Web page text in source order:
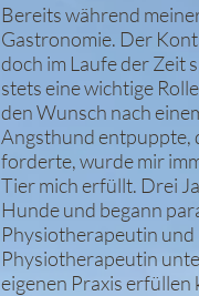
Bereits während
Gastronomie. Der
doch im Laufe der Zeit
stets eine wichtige
den Wunsch nach
Angsthund entpuppte,
forderte, wurde mir
Tier mich erfüllt. Drei
Hunde und begann
Physiotherapeutin
Physiotherapeutin
eigenen Praxis erfüllen